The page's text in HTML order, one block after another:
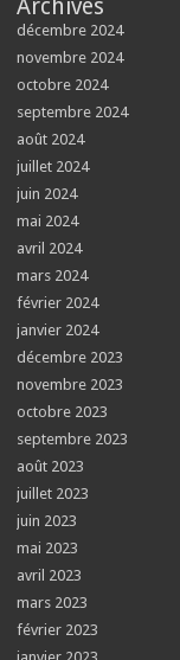
Archives
décembre 2024
novembre 2024
octobre 2024
septembre 2024
août 2024
juillet 2024
juin 2024
mai 2024
avril 2024
mars 2024
février 2024
janvier 2024
décembre 2023
novembre 2023
octobre 2023
septembre 2023
août 2023
juillet 2023
juin 2023
mai 2023
avril 2023
mars 2023
février 2023